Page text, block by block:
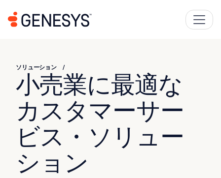
ソリューション
小売業に最適な
カスタマーサー
ビス・ソリュー
ション